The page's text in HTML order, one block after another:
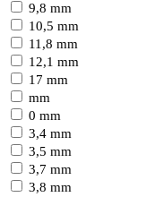
9,8 mm
10,5 mm
11,8 mm
12,1 mm
17 mm
mm
0 mm
3,4 mm
3,5 mm
3,7 mm
3,8 mm